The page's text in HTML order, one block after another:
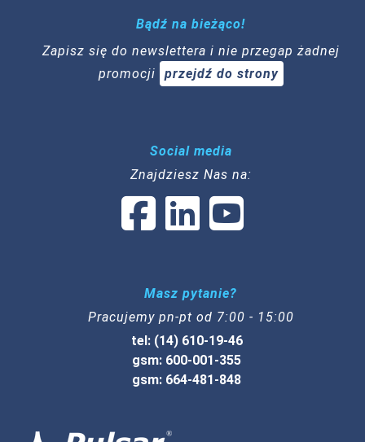
Bądź na bieżąco!
Zapisz się do newslettera i nie przegap żadnej
promocji
przejdź do strony
Social media
Znajdziesz Nas na:
Masz pytanie?
Pracujemy pn-pt od 7:00 - 15:00
tel: (14) 610-19-46
gsm: 600-001-355
gsm: 664-481-848